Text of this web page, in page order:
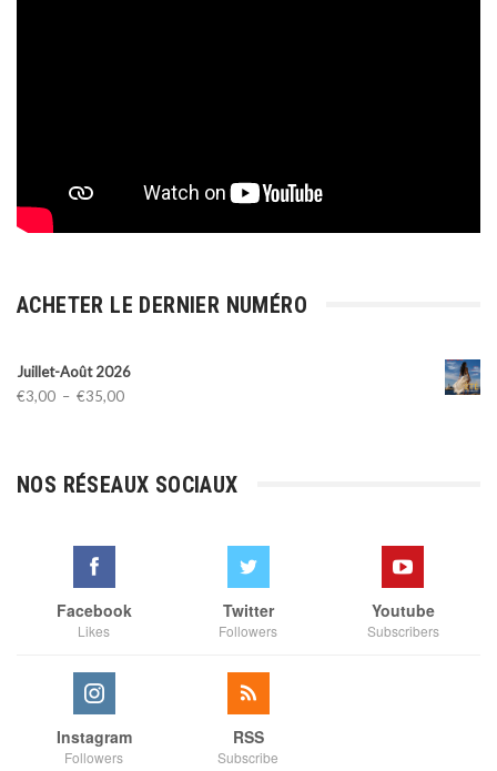
ACHETER LE DERNIER NUMÉRO
Juillet-Août 2026
€3,00 – €35,00Plage
à
NOS RÉSEAUX SOCIAUX
Facebook
Likes
Twitter
Followers
Youtube
Subscribers
Instagram
Followers
RSS
Subscribe